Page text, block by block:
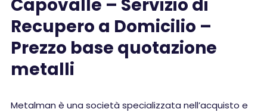
Capovalle – Servizio di
Recupero a Domicilio –
Prezzo base quotazione
metalli
Metalman è una società specializzata nell’acquisto e